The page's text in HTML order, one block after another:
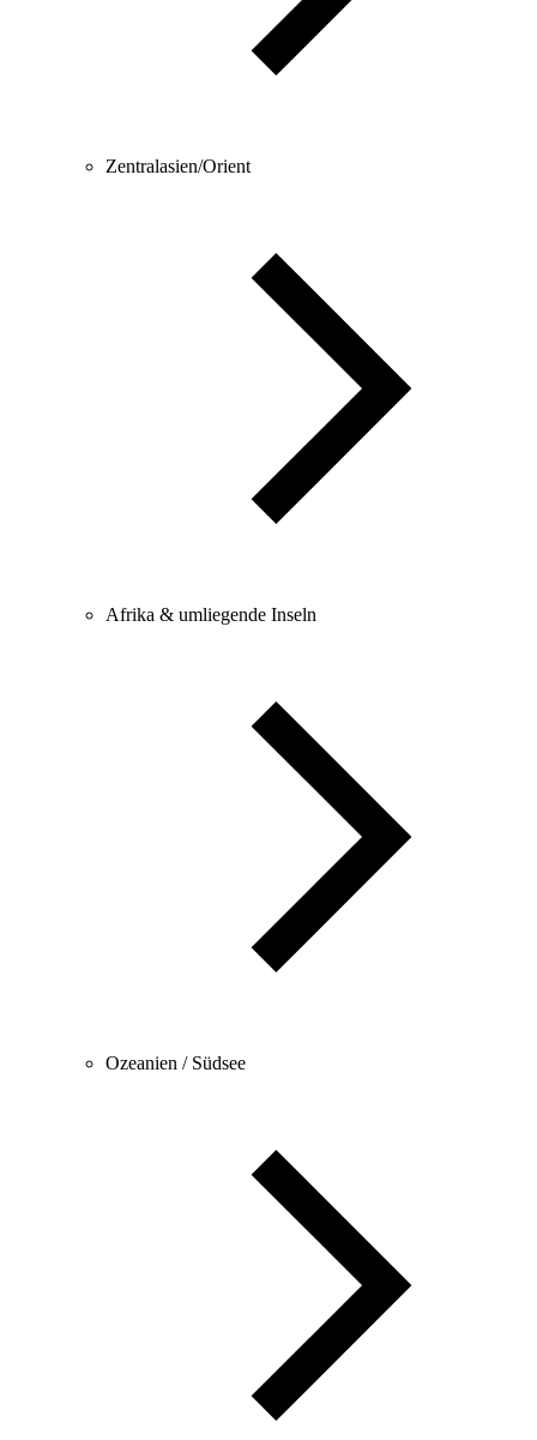
Zentralasien/Orient
Afrika & umliegende Inseln
Ozeanien / Südsee